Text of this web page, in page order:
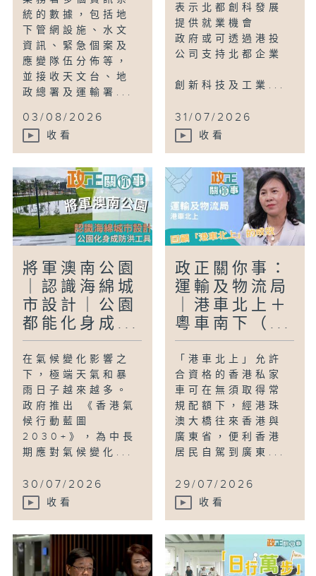
統的數據，包括地
下管網設施、水文
資訊、緊急個案及
應變隊伍分佈等，
並接收天文台、地
政總署及運輸署...
03/08/2026
收看
表示北都創科發展
提供就業機會
政府或可透過港投
公司支持北都企業
創新科技及工業...
31/07/2026
收看
將軍澳南公園
｜認識海綿城
市設計｜公園
都能化身成...
在氣候變化影響之
下，極端天氣和暴
雨日子越來越多。
政府推出 《香港氣
候行動藍圖
2030+》，為中長
期應對氣候變化...
30/07/2026
收看
政正關你事：
運輸及物流局
｜港車北上＋
粵車南下（...
「港車北上」允許
合資格的香港私家
車可在無須取得常
規配額下，經港珠
澳大橋往來香港與
廣東省，便利香港
居民自駕到廣東...
29/07/2026
收看